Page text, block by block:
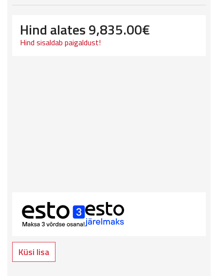
Hind alates9,835.00€
Hind sisaldab paigaldust!
Küsi lisa